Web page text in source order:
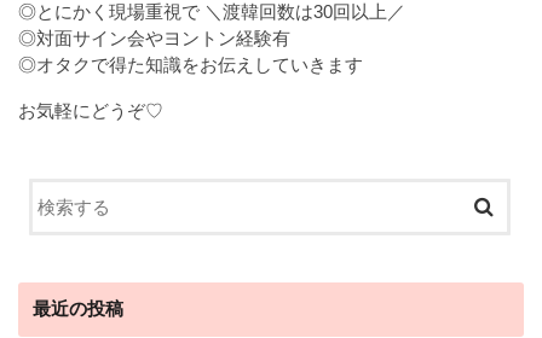
◎とにかく現場重視で ＼渡韓回数は30回以上／
◎対面サイン会やヨントン経験有
◎オタクで得た知識をお伝えしていきます
お気軽にどうぞ♡
最近の投稿